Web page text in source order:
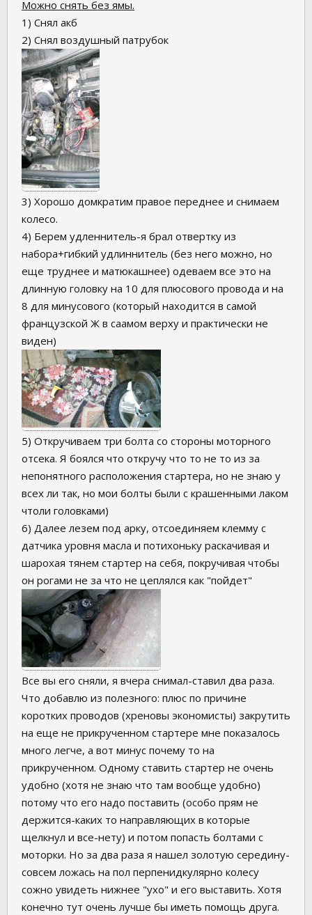
Можно снять без ямы.
1) Снял акб
2) Снял воздушный патрубок
3) Хорошо домкратим правое переднее и снимаем
колесо.
4) Берем удленнитель-я брал отвертку из
набора+гибкий удлиннитель (без него можно, но
еще труднее и матюкашнее) одеваем все это на
длинную головку на 10 для плюсового провода и на
8 для минусового (который находится в самой
французской Ж в саамом верху и практически не
виден)
5) Откручиваем три болта со стороны моторного
отсека. Я боялся что откручу что то не то из за
непонятного расположения стартера, но не знаю у
всех ли так, но мои болты были с крашенными лаком
чтоли головками)
6) Далее лезем под арку, отсоединяем клемму с
датчика уровня масла и потихоньку раскачивая и
шарохая тянем стартер на себя, покручивая чтобы
он рогами не за что не цеплялся как "пойдет"
Все вы его сняли, я вчера снимал-ставил два раза.
Что добавлю из полезного: плюс по причине
коротких проводов (хреновы экономисты) закрутить
на еще не прикрученном стартере мне показалось
много легче, а вот минус почему то на
прикрученном. Одному ставить стартер не очень
удобно (хотя не знаю что там вообще удобно)
потому что его надо поставить (особо прям не
держится-каких то направляющих в которые
щелкнул и все-нету) и потом попасть болтами с
моторки. Но за два раза я нашел золотую середину-
совсем ложась на пол перпенидкулярно колесу
сожно увидеть нижнее "ухо" и его выставить. Хотя
конечно тут очень лучше бы иметь помощь друга.